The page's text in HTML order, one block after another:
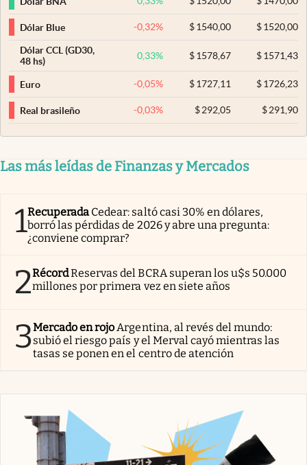
Dólar Blue -0,32% $ 1540,00 $1520,00
Dólar CCL (GD30,
48 hs)
0,33% $ 1578,67 $1571,43
Euro -0,05% $ 1727,11 $1726,23
Real brasileño -0,03% $292,05 $291,90
Las más leídas de Finanzas y Mercados
1Recuperada Cedear: saltó casi 30% en dólares,
borró las pérdidas de 2026 y abre una pregunta:
¿conviene comprar?
2RécordReservas del BCRA superan los u$s 50.000
millones por primera vez en siete años
3Mercado en rojoArgentina, al revés del mundo:
subió el riesgo país y el Merval cayó mientras las
tasas se ponen en el centro de atención